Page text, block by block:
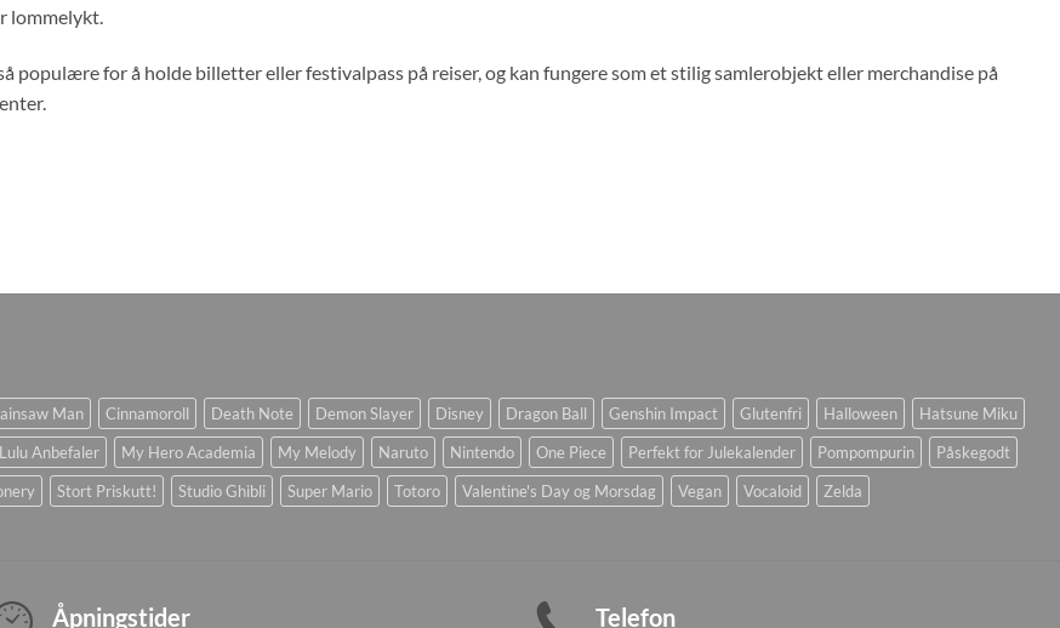
lommelykt.
populære for å holde billetter eller festivalpass på reiser, og kan fungere som et stilig samlerobjekt eller merchandise på
Man Cinnamoroll Death Note Demon Slayer Disney Dragon Ball Genshin Impact Glutenfri Halloween
Hatsune Miku
Lulu Anbefaler My Hero Academia My Melody Naruto Nintendo One Piece Perfekt for Julekalender Pompompurin
Påskegodt
Stort Priskutt! Studio Ghibli Super Mario Totoro Valentine's Day og Morsdag Vegan Vocaloid Zelda
Åpningstider Telefon